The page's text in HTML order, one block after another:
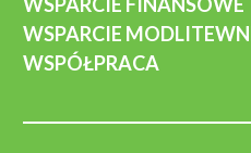
WSPARCIE
WSPÓŁPRACA